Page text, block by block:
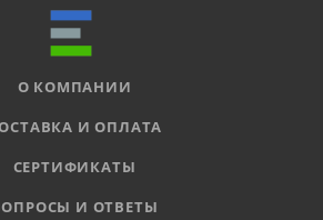
О КОМПАНИИ
И ОПЛАТА
СЕРТИФИКАТЫ
И ОТВЕТЫ